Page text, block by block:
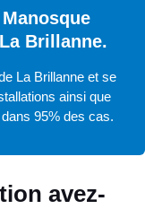
avez-
Brillanne.
La Brillanne et se
ainsi que
95% des cas.